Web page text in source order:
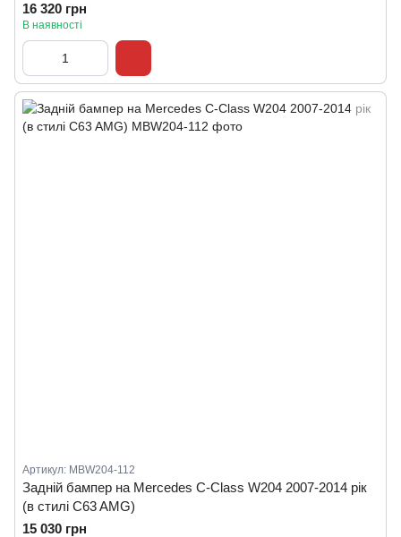
16 320 грн
В наявності
Артикул: MBW204-112
Задній бампер на Mercedes C-Class W204 2007-2014 рік
(в стилі C63 AMG)
15 030 грн